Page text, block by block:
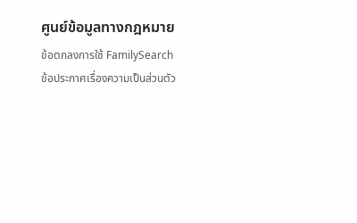
ศูนย์ข้อมูลทางกฎหมาย
ข้อตกลงการใช้ FamilySearch
ข้อประกาศเรื่องความเป็นส่วนตัว